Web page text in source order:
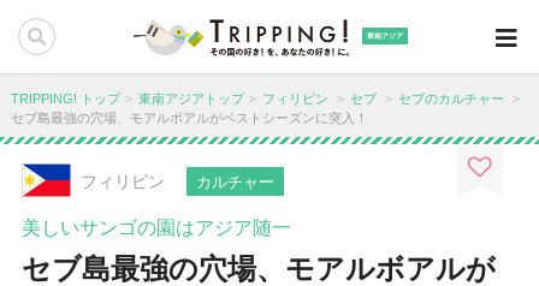
東南アジア
TRIPPING! トップ 東南アジアトップ フィリピン セブ
セブのカルチャー
セブ島最強の穴場、モアルボアルがベストシーズンに突入！
フィリピン カルチャー
美しいサンゴの園はアジア随一
セブ島最強の穴場、モアルボアルが